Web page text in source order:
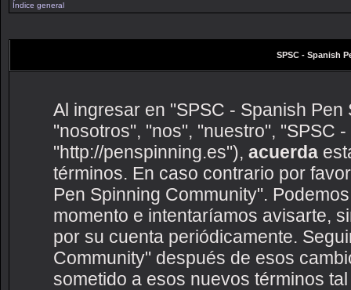
Índice general
SPSC - Spanish
Al ingresar en "SPSC - Spanish
"nosotros", "nos", "nuestro", "SPSC
"http://penspinning.es"), acuerda
términos. En caso contrario por
Pen Spinning Community".
momento e intentaríamos avisarte,
por su cuenta periódicamente.
Community" después de esos
sometido a esos nuevos términos